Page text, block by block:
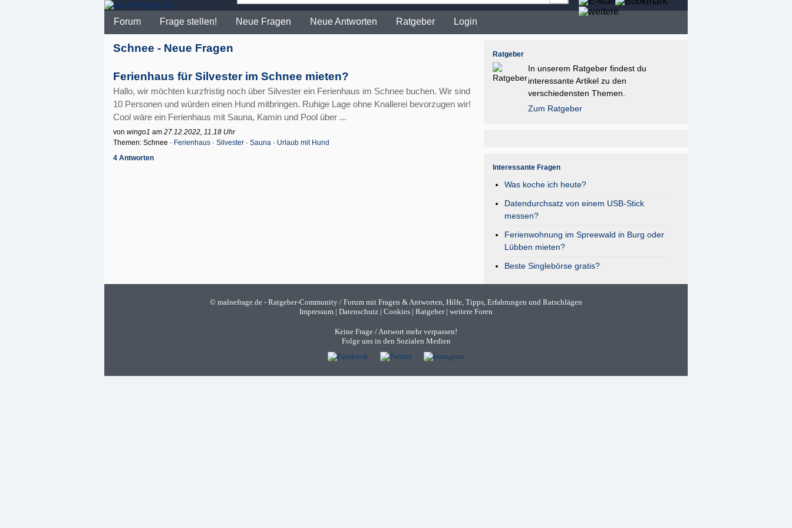
Forum Frage stellen! Neue Fragen Neue Antworten Ratgeber Login
Schnee - Neue Fragen
Ferienhaus für Silvester im Schnee mieten?
Hallo, wir möchten kurzfristig noch über Silvester ein Ferienhaus im Schnee buchen. Wir sind
10 Personen und würden einen Hund mitbringen. Ruhige Lage ohne Knallerei bevorzugen wir!
Cool wäre ein Ferienhaus mit Sauna, Kamin und Pool über ...
von wingo1 am 27.12.2022, 11.18 Uhr
Themen: Schnee · Ferienhaus · Silvester · Sauna · Urlaub mit Hund
4 Antworten
Ratgeber
In unserem Ratgeber findest du
interessante Artikel zu den
verschiedensten Themen.
Zum Ratgeber
Interessante Fragen
Was koche ich heute?
Datendurchsatz von einem USB-Stick
messen?
Ferienwohnung im Spreewald in Burg oder
Lübben mieten?
Beste Singlebörse gratis?
© malnefrage.de - Ratgeber-Community / Forum mit Fragen & Antworten, Hilfe, Tipps, Erfahrungen und Ratschlägen
Impressum | Datenschutz | Cookies | Ratgeber| weitere Foren
Keine Frage / Antwort mehr verpassen!
Folge uns in den Sozialen Medien